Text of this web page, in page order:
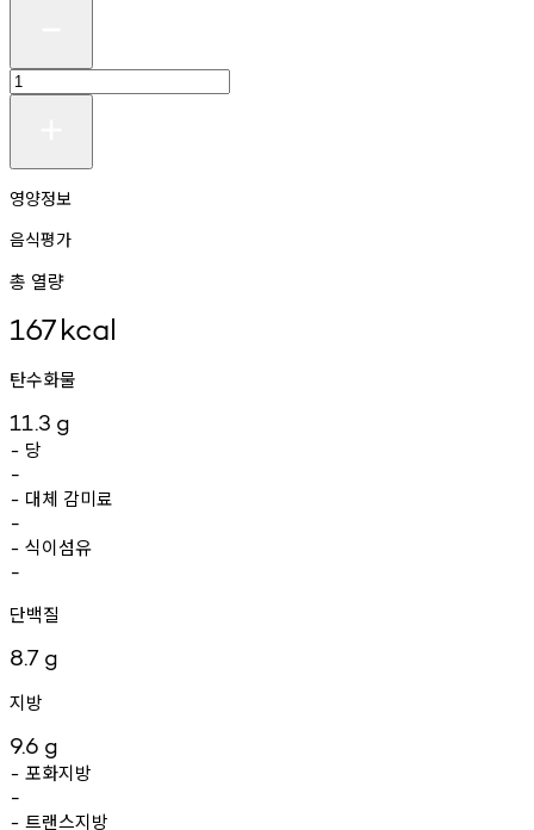
영양정보
음식평가
총 열량
167kcal
탄수화물
11.3 g
- 당
-
- 대체 감미료
-
- 식이섬유
-
단백질
8.7 g
지방
9.6 g
- 포화지방
-
- 트랜스지방